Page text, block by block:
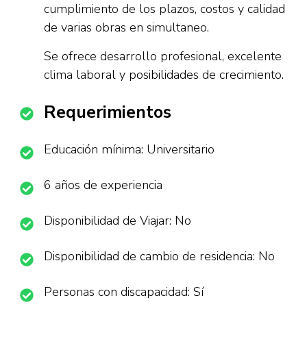
cumplimiento de los plazos, costos y calidad
de varias obras en simultaneo.
Se ofrece desarrollo profesional, excelente
clima laboral y posibilidades de crecimiento.
Requerimientos
Educación mínima: Universitario
6 años de experiencia
Disponibilidad de Viajar: No
Disponibilidad de cambio de residencia: No
Personas con discapacidad: Sí